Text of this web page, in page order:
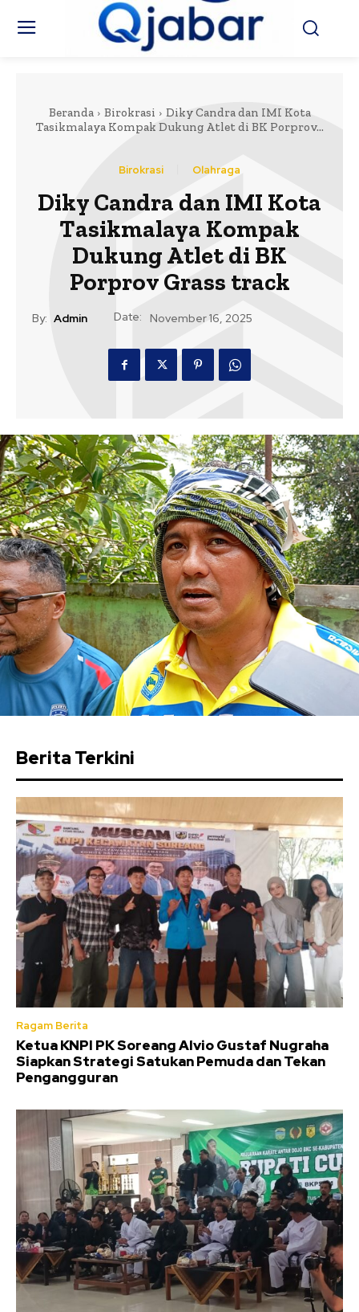
Beranda Birokrasi
Diky Candra dan IMI Kota
Tasikmalaya Kompak Dukung Atlet di BK Porprov...
Birokrasi Olahraga
Diky Candra dan IMI Kota
Tasikmalaya Kompak
Dukung Atlet di BK
Porprov Grass track
By: Admin Date: November 16, 2025
Berita Terkini
Ragam Berita
Ketua KNPI PK Soreang Alvio Gustaf Nugraha
Siapkan Strategi Satukan Pemuda dan Tekan
Pengangguran